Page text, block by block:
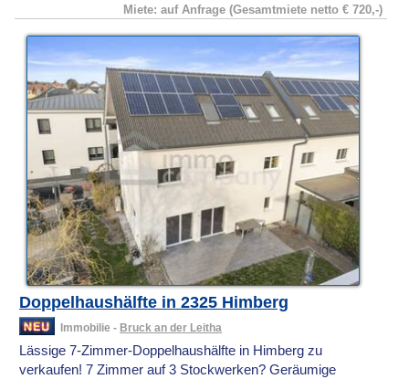
Miete: auf Anfrage (Gesamtmiete netto € 720,-)
Doppelhaushälfte in 2325 Himberg
Immobilie - Bruck an der Leitha
Lässige 7-Zimmer-Doppelhaushälfte in Himberg zu
verkaufen! 7 Zimmer auf 3 Stockwerken? Geräumige